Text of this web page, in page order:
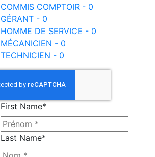
COMMIS COMPTOIR - 0
GÉRANT - 0
HOMME DE SERVICE - 0
MÉCANICIEN - 0
TECHNICIEN - 0
First Name*
Last Name*